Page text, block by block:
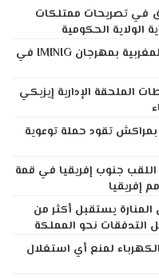
في تصريحات ممتلكات
الولاية الحكومية
أكادير تحتفي بقرن من الهجرة المغربية بمهرجان IMINIG في
الملحقة الإدارية إيزيكي
بمراكش تقود حملة توعوية
جنوب إفريقيا في قمة
إفريقيا
مراكش المنارة يستقبل أكثر من
لمنع أي استغلال